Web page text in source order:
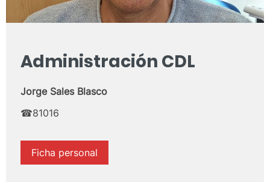
Administración CDL
Jorge Sales Blasco
☎81016
Ficha personal